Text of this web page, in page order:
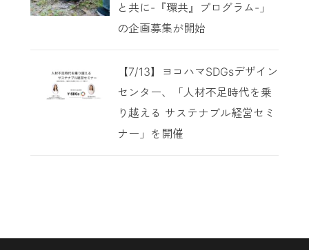
と共に-『環共』プログラム-」
の企画募集が開始
【7/13】ヨコハマSDGsデザイン
センター、「人材不足時代を乗
り越える サステナブル経営セミ
ナー」を開催